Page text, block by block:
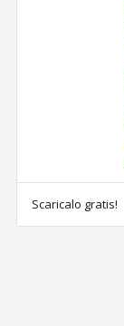
Scaricalo gratis!